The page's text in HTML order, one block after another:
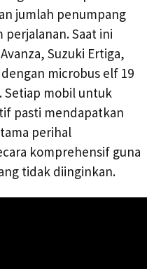
jumlah penumpang
Saat ini
Suzuki Ertiga,
microbus elf 19
Setiap mobil untuk
pasti mendapatkan
perihal
komprehensif guna
tidak diinginkan.